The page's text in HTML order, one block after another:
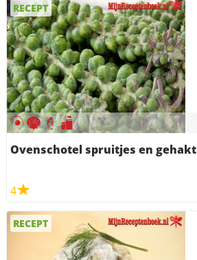
RECEPT
Ovenschotel spruitjes en gehakt
4
RECEPT